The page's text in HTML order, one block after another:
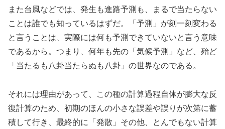
また台風などでは、発生も進路予測も、まるで当たらない
ことは誰でも知っているはずだ。「予測」が刻一刻変わる
と言うことは、実際には何も予測できていないと言う意味
であるから。つまり、何年も先の「気候予測」など、殆ど
「当たるも八卦当たらぬも八卦」の世界なのである。
それには理由があって、この種の計算過程自体が膨大な反
復計算のため、初期のほんの小さな誤差や誤りが次第に蓄
積して行き、最終的に「発散」その他、とんでもない計算